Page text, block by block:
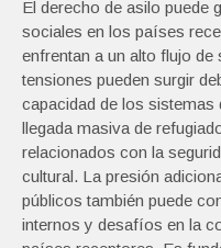
El derecho de asilo puede
sociales en los países
enfrentan a un alto flujo
tensiones pueden surgir
capacidad de los sistemas
llegada masiva de
relacionados con la
cultural. La presión
públicos también puede
internos y desafíos en la